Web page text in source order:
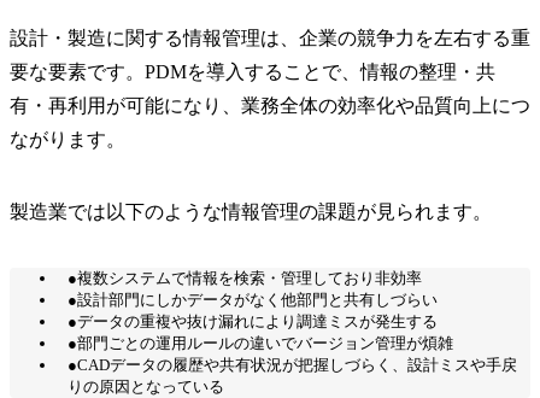
設計・製造に関する情報管理は、企業の競争力を左右する重
要な要素です。PDMを導入することで、情報の整理・共
有・再利用が可能になり、業務全体の効率化や品質向上につ
ながります。
製造業では以下のような情報管理の課題が見られます。
●複数システムで情報を検索・管理しており非効率
●設計部門にしかデータがなく他部門と共有しづらい
●データの重複や抜け漏れにより調達ミスが発生する
●部門ごとの運用ルールの違いでバージョン管理が煩雑
●CADデータの履歴や共有状況が把握しづらく、設計ミスや手戻
りの原因となっている